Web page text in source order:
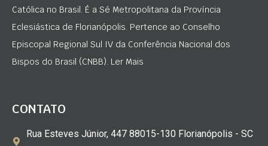
Católica no Brasil. É a Sé Metropolitana da Província
Eclesiástica de Florianópolis. Pertence ao Conselho
Episcopal Regional Sul IV da Conferência Nacional dos
Bispos do Brasil (CNBB). Ler Mais
CONTATO
Rua Esteves Júnior, 447 88015-130 Florianópolis - SC